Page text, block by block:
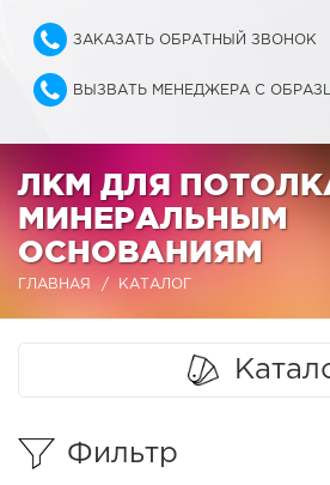
ЗАКАЗАТЬ ОБРАТНЫЙ ЗВОНОК
ВЫЗВАТЬ МЕНЕДЖЕРА С
ЛКМ ДЛЯ
МИНЕРАЛЬНЫМ
ОСНОВАНИЯМ
ГЛАВНАЯ КАТАЛОГ
Фильтр